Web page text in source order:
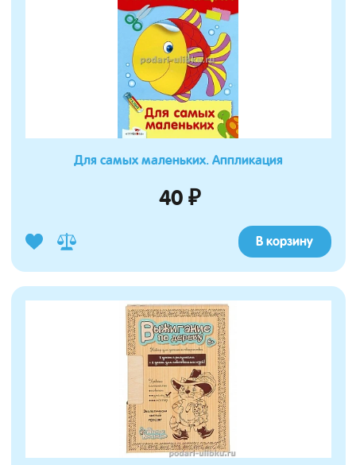
Для самых маленьких. Аппликация
40 ₽
В корзину